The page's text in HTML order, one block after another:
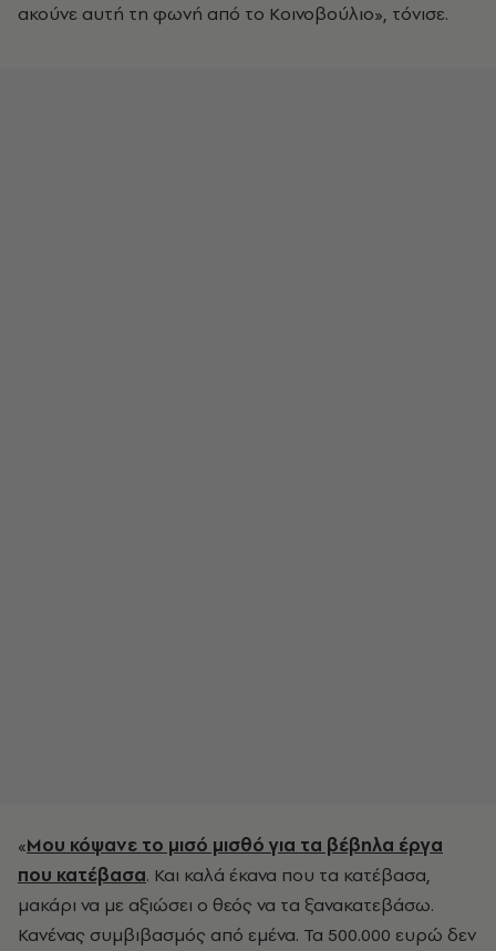
ακούνε αυτή τη φωνή από το Κοινοβούλιο», τόνισε.
«Μου κόψανε το μισό μισθό για τα βέβηλα έργα
που κατέβασα. Και καλά έκανα που τα κατέβασα,
μακάρι να με αξιώσει ο θεός να τα ξανακατεβάσω.
Κανένας συμβιβασμός από εμένα. Τα 500.000 ευρώ δεν